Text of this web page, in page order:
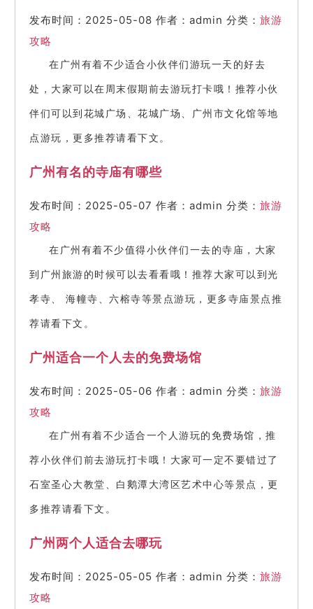
发布时间：2025-05-08 作者：admin 分类： 旅游
攻略
在广州有着不少适合小伙伴们游玩一天的好去
处，大家可以在周末假期前去游玩打卡哦！推荐小伙
伴们可以到花城广场、花城广场、广州市文化馆等地
点游玩，更多推荐请看下文。
广州有名的寺庙有哪些
发布时间：2025-05-07 作者：admin 分类： 旅游
攻略
在广州有着不少值得小伙伴们一去的寺庙，大家
到广州旅游的时候可以去看看哦！推荐大家可以到光
孝寺、 海幢寺、六榕寺等景点游玩，更多寺庙景点推
荐请看下文。
广州适合一个人去的免费场馆
发布时间：2025-05-06 作者：admin 分类： 旅游
攻略
在广州有着不少适合一个人游玩的免费场馆，推
荐小伙伴们前去游玩打卡哦！大家可一定不要错过了
石室圣心大教堂、白鹅潭大湾区艺术中心等景点，更
多推荐请看下文。
广州两个人适合去哪玩
发布时间：2025-05-05 作者：admin 分类： 旅游
攻略